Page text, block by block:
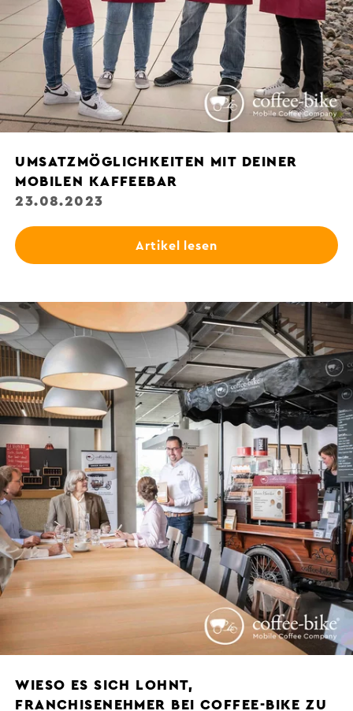
UMSATZMÖGLICHKEITEN MIT DEINER
MOBILEN KAFFEEBAR
23.08.2023
Artikel lesen
WIESO ES SICH LOHNT,
FRANCHISENEHMER BEI COFFEE-BIKE ZU